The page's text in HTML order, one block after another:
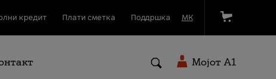
кредит Плати сметка Поддршка МК
Мојот A1